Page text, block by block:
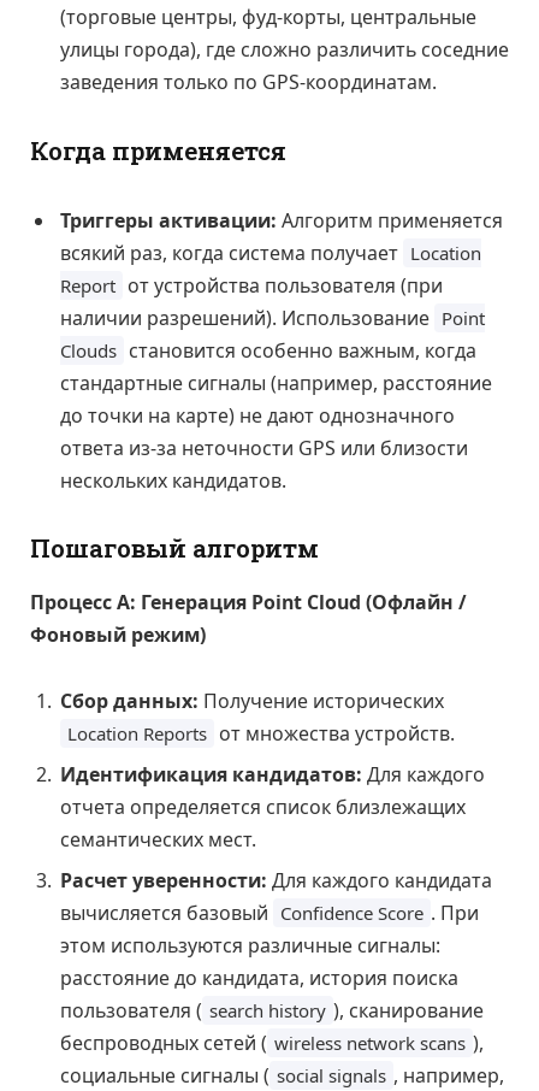
(торговые центры, фуд-корты, центральные
улицы города), где сложно различить соседние
заведения только по GPS-координатам.
Когда применяется
Триггеры активации: Алгоритм применяется
всякий раз, когда система получает Location
Report от устройства пользователя (при
наличии разрешений). Использование Point
Clouds становится особенно важным, когда
стандартные сигналы (например, расстояние
до точки на карте) не дают однозначного
ответа из-за неточности GPS или близости
нескольких кандидатов.
Пошаговый алгоритм
Процесс А: Генерация Point Cloud (Офлайн /
Фоновый режим)
Сбор данных: Получение исторических
Location Reports от множества устройств.
Идентификация кандидатов: Для каждого
отчета определяется список близлежащих
семантических мест.
Расчет уверенности: Для каждого кандидата
вычисляется базовый Confidence Score . При
этом используются различные сигналы:
расстояние до кандидата, история поиска
пользователя ( search history ), сканирование
беспроводных сетей ( wireless network scans ),
социальные сигналы ( social signals , например,